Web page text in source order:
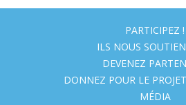
PARTICIPEZ !
ILS NOUS
DEVENEZ
DONNEZ POUR LE
MÉDIA